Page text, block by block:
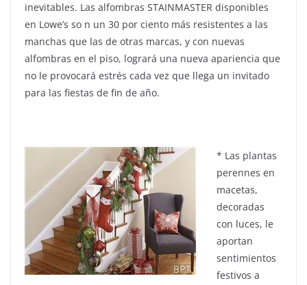
inevitables. Las alfombras STAINMASTER disponibles
en Lowe’s so n un 30 por ciento más resistentes a las
manchas que las de otras marcas, y con nuevas
alfombras en el piso, logrará una nueva apariencia que
no le provocará estrés cada vez que llega un invitado
para las fiestas de fin de año.
* Las plantas
perennes en
macetas,
decoradas
con luces, le
aportan
sentimientos
festivos a